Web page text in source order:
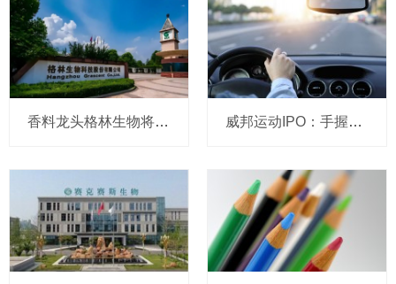
香料龙头格林生物将于20日申购！ 威邦运动IPO：手握8亿现金仍募资补流，实控人家族持股超99%